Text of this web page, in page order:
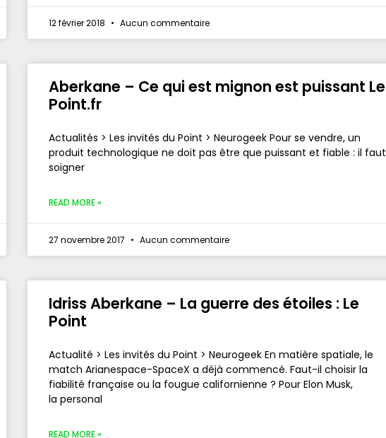
12 février 2018 Aucun commentaire
Aberkane – Ce qui est mignon est puissant Le
Point.fr
Actualités > Les invités du Point > Neurogeek Pour se vendre, un
produit technologique ne doit pas être que puissant et fiable : il faut
soigner
READ MORE »
27 novembre 2017 Aucun commentaire
Idriss Aberkane – La guerre des étoiles : Le
Point
Actualité > Les invités du Point > Neurogeek En matière spatiale, le
match Arianespace-SpaceX a déjà commencé. Faut-il choisir la
fiabilité française ou la fougue californienne ? Pour Elon Musk,
la personal
READ MORE »